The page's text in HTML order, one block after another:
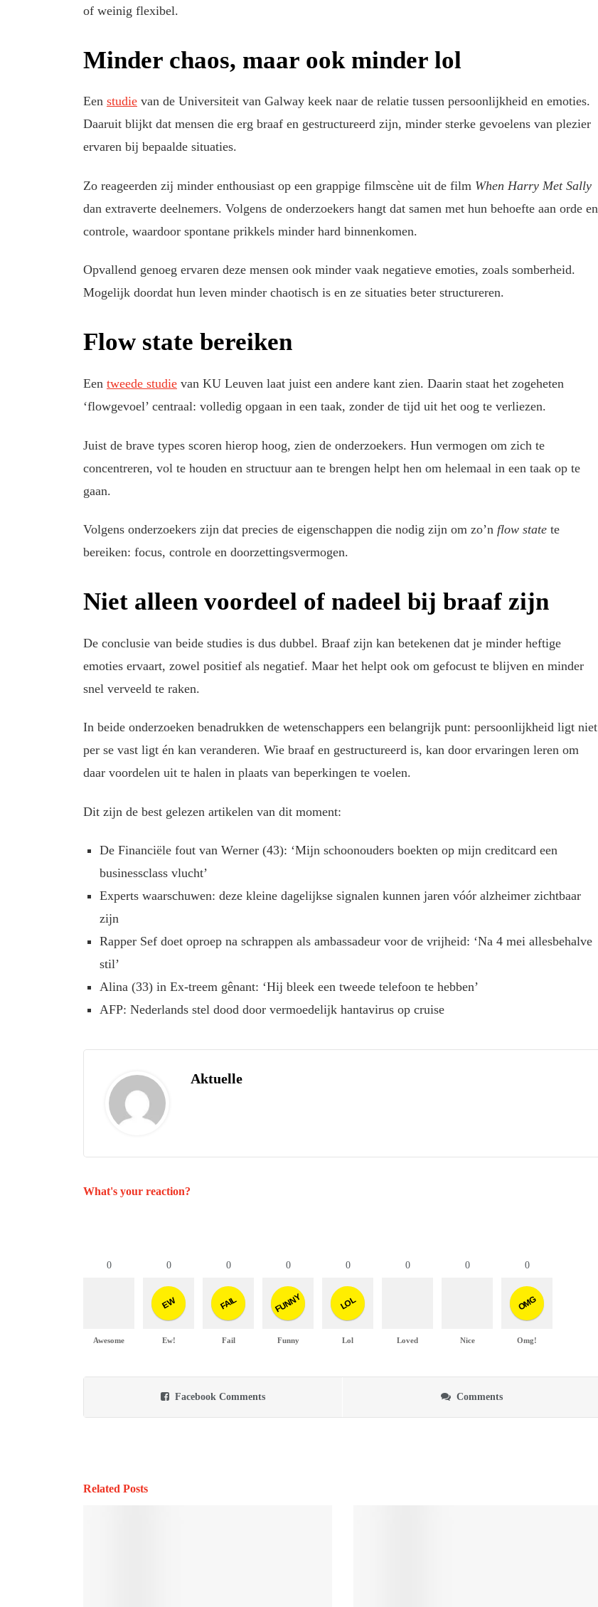
of weinig flexibel.
Minder chaos, maar ook minder lol
Een studievan de Universiteit van Galway keek naar de relatie tussen persoonlijkheid en emoties.
Daaruit blijkt dat mensen die erg braaf en gestructureerd zijn, minder sterke gevoelens van plezier
ervaren bij bepaalde situaties.
Zo reageerden zij minder enthousiast op een grappige filmscène uit de film When Harry Met Sally
dan extraverte deelnemers. Volgens de onderzoekers hangt dat samen met hun behoefte aan orde en
controle, waardoor spontane prikkels minder hard binnenkomen.
Opvallend genoeg ervaren deze mensen ook minder vaak negatieve emoties, zoals somberheid.
Mogelijk doordat hun leven minder chaotisch is en ze situaties beter structureren.
Flow state bereiken
Een tweede studievan KU Leuven laat juist een andere kant zien. Daarin staat het zogeheten
‘flowgevoel’ centraal: volledig opgaan in een taak, zonder de tijd uit het oog te verliezen.
Juist de brave types scoren hierop hoog, zien de onderzoekers. Hun vermogen om zich te
concentreren, vol te houden en structuur aan te brengen helpt hen om helemaal in een taak op te
gaan.
Volgens onderzoekers zijn dat precies de eigenschappen die nodig zijn om zo’n flow state te
bereiken: focus, controle en doorzettingsvermogen.
Niet alleen voordeel of nadeel bij braaf zijn
De conclusie van beide studies is dus dubbel. Braaf zijn kan betekenen dat je minder heftige
emoties ervaart, zowel positief als negatief. Maar het helpt ook om gefocust te blijven en minder
snel verveeld te raken.
In beide onderzoeken benadrukken de wetenschappers een belangrijk punt: persoonlijkheid ligt niet
per se vast ligt én kan veranderen. Wie braaf en gestructureerd is, kan door ervaringen leren om
daar voordelen uit te halen in plaats van beperkingen te voelen.
Dit zijn de best gelezen artikelen van dit moment:
De Financiële fout van Werner (43): ‘Mijn schoonouders boekten op mijn creditcard een
businessclass vlucht’
Experts waarschuwen: deze kleine dagelijkse signalen kunnen jaren vóór alzheimer zichtbaar
zijn
Rapper Sef doet oproep na schrappen als ambassadeur voor de vrijheid: ‘Na 4 mei allesbehalve
stil’
Alina (33) in Ex-treem gênant: ‘Hij bleek een tweede telefoon te hebben’
AFP: Nederlands stel dood door vermoedelijk hantavirus op cruise
Aktuelle
What's your reaction?
0
Awesome
0
EW
Ew!
0
FAIL
Fail
0
FUNNY
Funny
0
LOL
Lol
0
Loved
0
Nice
0
OMG
Omg!
Facebook Comments Comments
Related Posts